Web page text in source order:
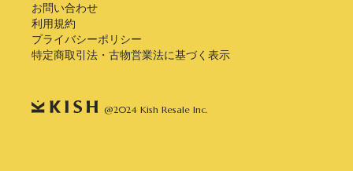
お問い合わせ
利用規約
プライバシーポリシー
特定商取引法・古物営業法に基づく表示
@2024 Kish Resale Inc.